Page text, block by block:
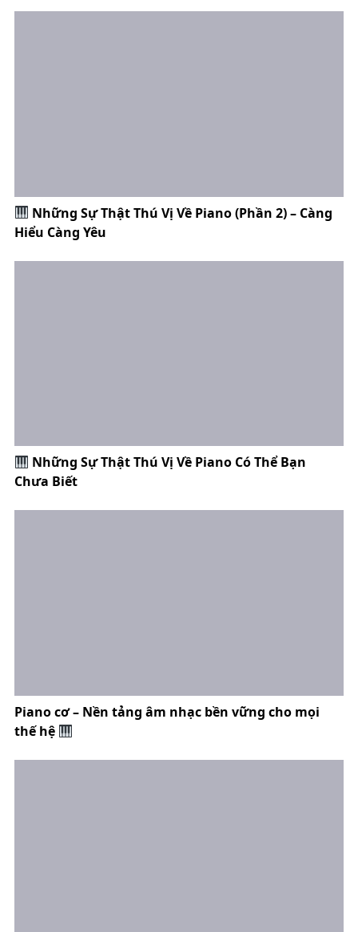
Những Sự Thật Thú Vị Về Piano (Phần 2) – Càng
Hiểu Càng Yêu
Những Sự Thật Thú Vị Về Piano Có Thể Bạn
Chưa Biết
Piano cơ – Nền tảng âm nhạc bền vững cho mọi
thế hệ